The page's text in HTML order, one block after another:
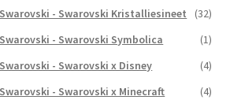
- Swarovski Kristalliesineet
(32)
- Swarovski Symbolica
(1)
- Swarovski x Disney
(4)
- Swarovski x Minecraft
(4)